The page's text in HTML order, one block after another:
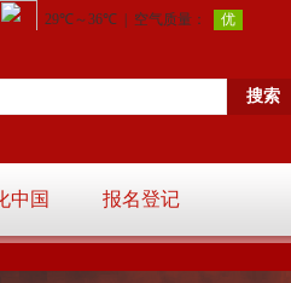
中国 报名登记